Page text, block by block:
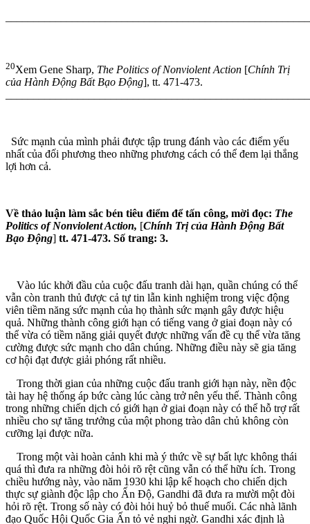
20Xem Gene Sharp, The Politics of Nonviolent Action [Chính Trị
của Hành Động Bất Bạo Động], tt. 471-473.
Sức mạnh của mình phải được tập trung đánh vào các điểm yếu
nhất của đối phương theo những phương cách có thể đem lại thắng
lợi hơn cả.
Về thảo luận làm sắc bén tiêu điểm để tấn công, mời đọc: The
Politics of NonviolentAction, [Chính Trị của Hành Động Bất
Bạo Động] tt. 471-473. Số trang: 3.
Vào lúc khởi đầu của cuộc đấu tranh dài hạn, quần chúng có thể
vẫn còn tranh thủ được cả tự tin lẫn kinh nghiệm trong việc động
viên tiềm năng sức mạnh của họ thành sức mạnh gây được hiệu
quả. Những thành công giới hạn có tiếng vang ở giai đoạn này có
thể vừa có tiềm năng giải quyết được những vấn đề cụ thể vừa tăng
cường được sức mạnh cho dân chúng. Những điều này sẽ gia tăng
cơ hội đạt được giải phóng rất nhiều.
Trong thời gian của những cuộc đấu tranh giới hạn này, nền độc
tài hay hệ thống áp bức càng lúc càng trở nên yếu thế. Thành công
trong những chiến dịch có giới hạn ở giai đoạn này có thể hỗ trợ rất
nhiều cho sự tăng trưởng của một phong trào dân chủ không còn
cưỡng lại được nữa.
Trong một vài hoàn cảnh khi mà ý thức về sự bất lực không thái
quá thì đưa ra những đòi hỏi rõ rệt cũng vẫn có thể hữu ích. Trong
chiều hướng này, vào năm 1930 khi lập kế hoạch cho chiến dịch
thực sự giành độc lập cho Ấn Độ, Gandhi đã đưa ra mười một đòi
hỏi rõ rệt. Trong số này có đòi hỏi huỷ bỏ thuế muối. Các nhà lãnh
đạo Quốc Hội Quốc Gia Ấn tỏ vẻ nghi ngờ. Gandhi xác định là